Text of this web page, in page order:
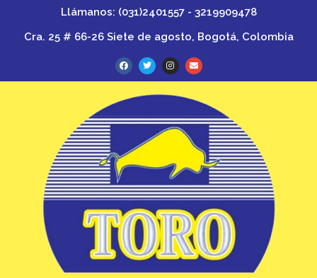
Llámanos: (031)2401557 - 3219909478
Cra. 25 # 66-26 Siete de agosto, Bogotá, Colombia